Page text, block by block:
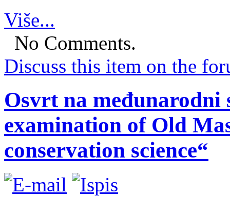
Više...
No Comments.
Discuss this item on the
Osvrt na međunarodni
examination of Old
conservation science“